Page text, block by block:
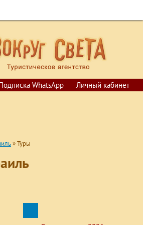
WhatsApp Личный кабинет
ПОИСК ТУРОВ
ГОРЯЩИЕ ПУТЕВКИ
СТРАНЫ
»Туры